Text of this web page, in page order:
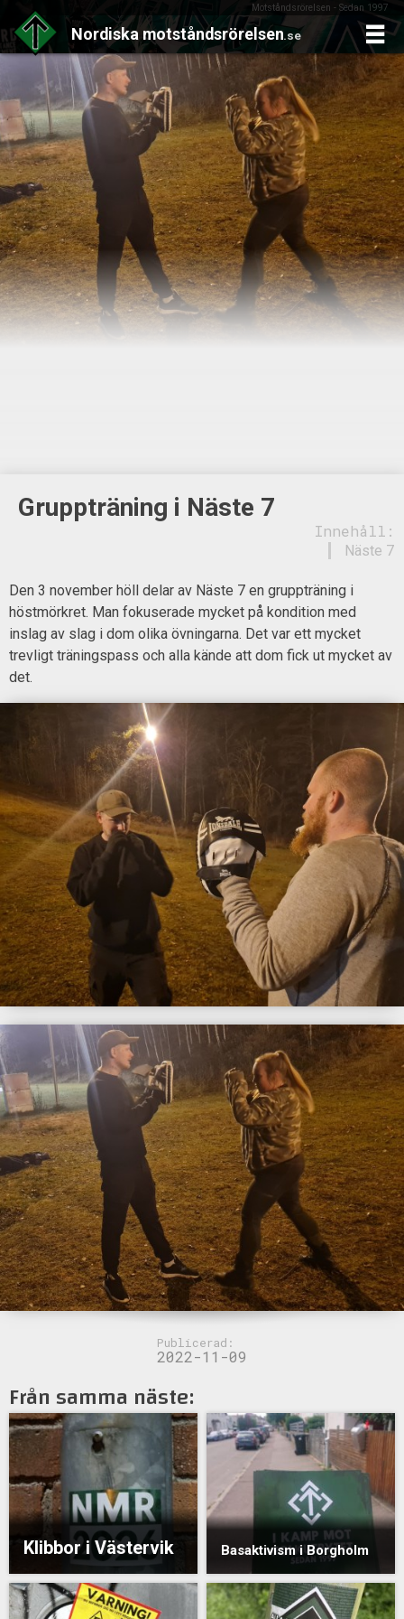
Motståndsrörelsen - Sedan 1997
Nordiska motståndsrörelsen.se
Skip
content
Gruppträning i Näste 7
Innehåll:
Näste 7
Den 3 november höll delar av Näste 7 en gruppträning i
höstmörkret. Man fokuserade mycket på kondition med
inslag av slag i dom olika övningarna. Det var ett mycket
trevligt träningspass och alla kände att dom fick ut mycket av
det.
Publicerad:
2022-11-09
Från samma näste:
Klibbor i Västervik Basaktivism i Borgholm